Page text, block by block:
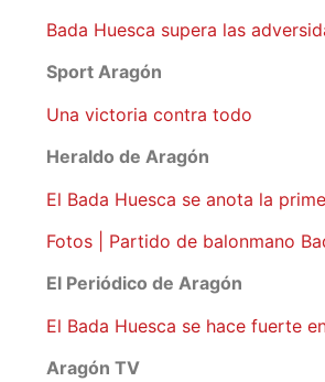
Bada Huesca supera las
Sport Aragón
Una victoria contra todo
Heraldo de Aragón
El Bada Huesca se anota la
Fotos | Partido de balonmano
El Periódico de Aragón
El Bada Huesca se hace fuerte
Aragón TV